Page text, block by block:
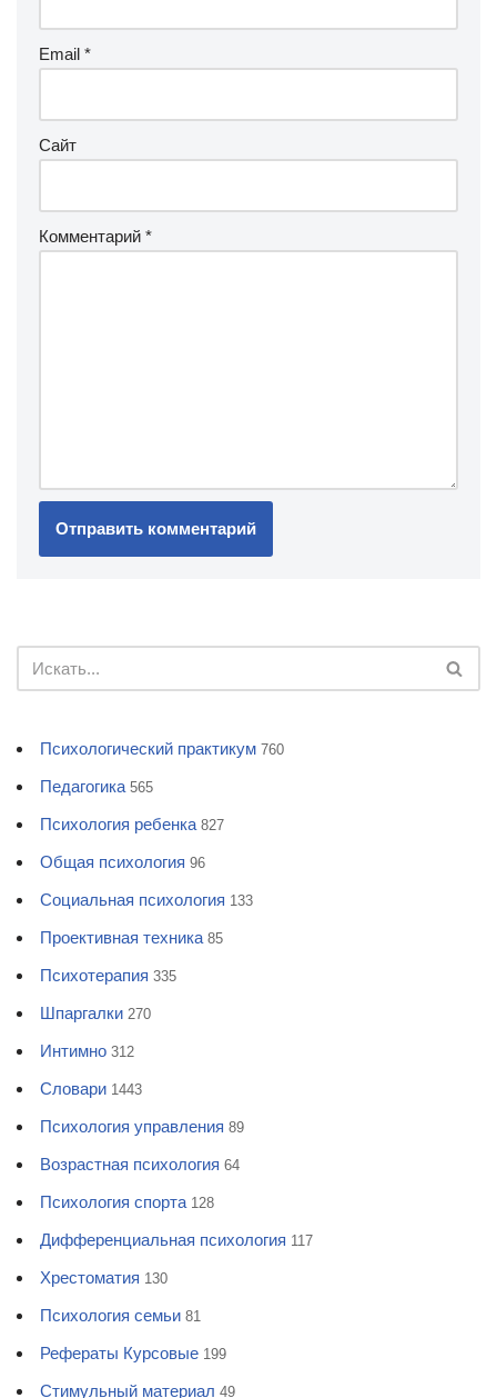
Email *
Сайт
Комментарий *
Психологический практикум 760
Педагогика 565
Психология ребенка 827
Общая психология 96
Социальная психология 133
Проективная техника 85
Психотерапия 335
Шпаргалки 270
Интимно 312
Словари 1443
Психология управления 89
Возрастная психология 64
Психология спорта 128
Дифференциальная психология 117
Хрестоматия 130
Психология семьи 81
Рефераты Курсовые 199
Стимульный материал 49